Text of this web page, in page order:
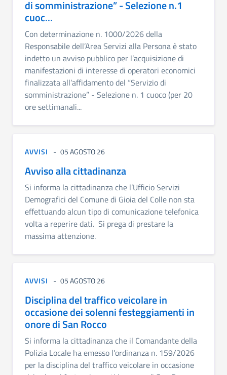
di somministrazione” - Selezione n.1
cuoc...
Con determinazione n. 1000/2026 della
Responsabile dell’Area Servizi alla Persona è stato
indetto un avviso pubblico per l’acquisizione di
manifestazioni di interesse di operatori economici
finalizzata all’affidamento del “Servizio di
somministrazione” - Selezione n. 1 cuoco (per 20
ore settimanali...
AVVISI 05 AGOSTO 26
Avviso alla cittadinanza
Si informa la cittadinanza che l’Ufficio Servizi
Demografici del Comune di Gioia del Colle non sta
effettuando alcun tipo di comunicazione telefonica
volta a reperire dati. Si prega di prestare la
massima attenzione.
AVVISI 05 AGOSTO 26
Disciplina del traffico veicolare in
occasione dei solenni festeggiamenti in
onore di San Rocco
Si informa la cittadinanza che il Comandante della
Polizia Locale ha emesso l'ordinanza n. 159/2026
per la disciplina del traffico veicolare in occasione